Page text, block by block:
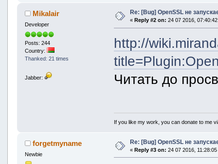
Mikalair
Developer
Posts: 244
Country:
Thanked: 21 times
Jabber:
Re: [Bug] OpenSSL не
« Reply #2 on: 24 07 2016,
http://
Читать до
If you like my work, you can donate to me
forgetmyname
Newbie
Re: [Bug] OpenSSL не
« Reply #3 on: 24 07 2016, 11:28:05